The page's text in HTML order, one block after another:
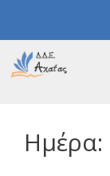
Ημέρα: